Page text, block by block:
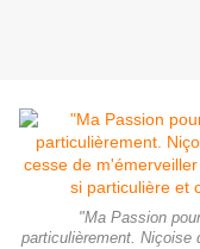
"Ma Passion
particulièrement.